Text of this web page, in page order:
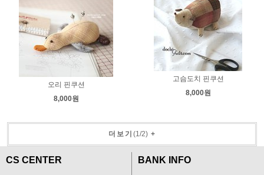
오리 핀쿠션
8,000원
고슴도치 핀쿠션
8,000원
더보기 (1/2)+
CS CENTER
BANK INFO